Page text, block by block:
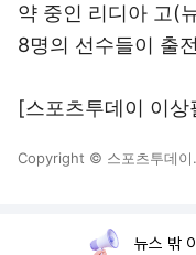
약 중인 리디아 고(
8명의 선수들이 출
[스포츠투데이 이
Copyright © 스포츠투데이
뉴스 밖